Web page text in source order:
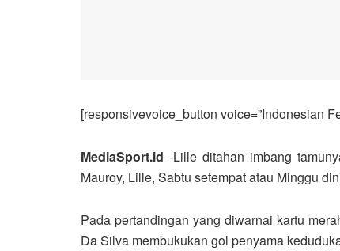
[responsivevoice_button voice=”Indonesian
MediaSport.id -Lille ditahan imbang
Mauroy, Lille, Sabtu setempat atau Minggu
Pada pertandingan yang diwarnai kartu
Da Silva membukukan gol penyama